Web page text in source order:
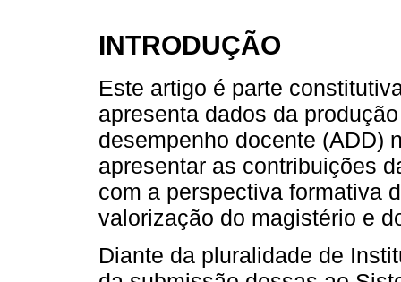
INTRODUÇÃO
Este artigo é parte
apresenta dados da
desempenho docente (ADD)
apresentar as contribuições
com a perspectiva formativa
valorização do magistério e
Diante da pluralidade de